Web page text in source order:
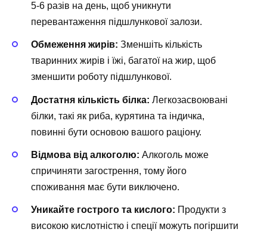
5-6 разів на день, щоб уникнути
перевантаження підшлункової залози.
Обмеження жирів: Зменшіть кількість
тваринних жирів і їжі, багатої на жир, щоб
зменшити роботу підшлункової.
Достатня кількість білка: Легкозасвоювані
білки, такі як риба, курятина та індичка,
повинні бути основою вашого раціону.
Відмова від алкоголю: Алкоголь може
спричиняти загострення, тому його
споживання має бути виключено.
Уникайте гострого та кислого: Продукти з
високою кислотністю і спеції можуть погіршити